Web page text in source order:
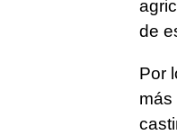
de
Por
más